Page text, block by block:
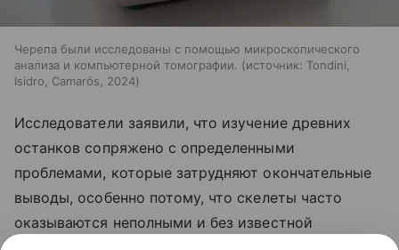
Черепа были исследованы с помощью микроскопического
анализа и компьютерной томографии.
источник: Tondini,
Isidro, Camarós, 2024
Исследователи заявили, что изучение древних
останков сопряжено с определенными
проблемами, которые затрудняют окончательные
выводы, особенно потому, что скелеты часто
оказываются неполными и без известной